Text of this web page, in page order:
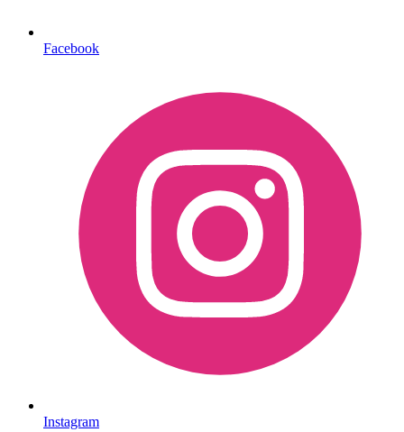
Facebook
Instagram